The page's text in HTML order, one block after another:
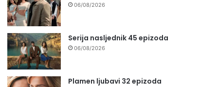
06/08/2026
Serija nasljednik 45 epizoda
06/08/2026
Plamen ljubavi 32 epizoda